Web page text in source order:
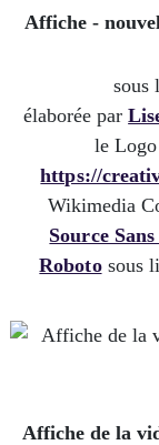
Affiche -
sous
élaborée par
le
https://
Wikimedia
Source
Robotosous
Affiche de la